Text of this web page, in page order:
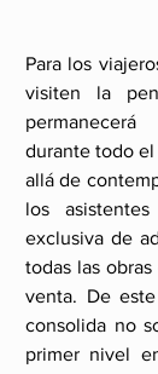
Para los
visiten la
durante todo
allá de
los
exclusiva de
todas las
venta. De
consolida no
primer nivel